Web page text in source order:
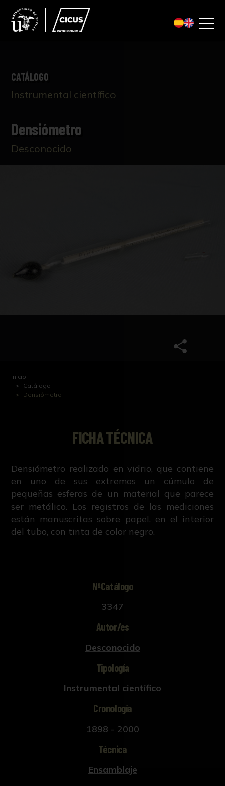
CATÁLOGO
Instrumental científico
Densiómetro
Desconocido
Inicio
Catálogo
Densiómetro
FICHA TÉCNICA
Densiómetro realizado en vidrio, que contiene
en uno de sus extremos un cúmulo de
pequeñas esferas de un material que parece
ser metálico. Los registros de las mediciones
están manuscritas sobre papel, en el interior
del tubo, con tinta de color negro.
NºCatálogo
3347
Autor/es
Desconocido
Tipología
Instrumental científico
Cronología
1898 - 2000
Técnica
Ensamblaje